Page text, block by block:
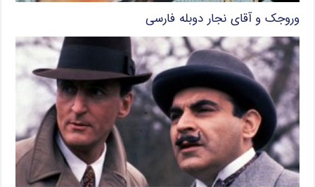
وروجک و آقای نجار دوبله فارسی